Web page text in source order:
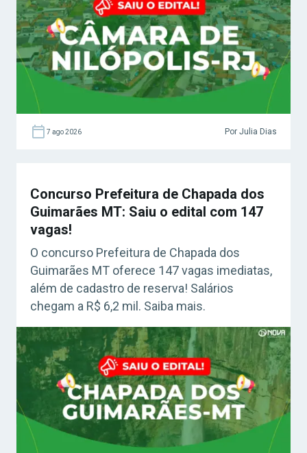
7 ago 2026 Por Julia Dias
Concurso Prefeitura de Chapada dos
Guimarães MT: Saiu o edital com 147
vagas!
O concurso Prefeitura de Chapada dos
Guimarães MT oferece 147 vagas imediatas,
além de cadastro de reserva! Salários
chegam a R$ 6,2 mil. Saiba mais.